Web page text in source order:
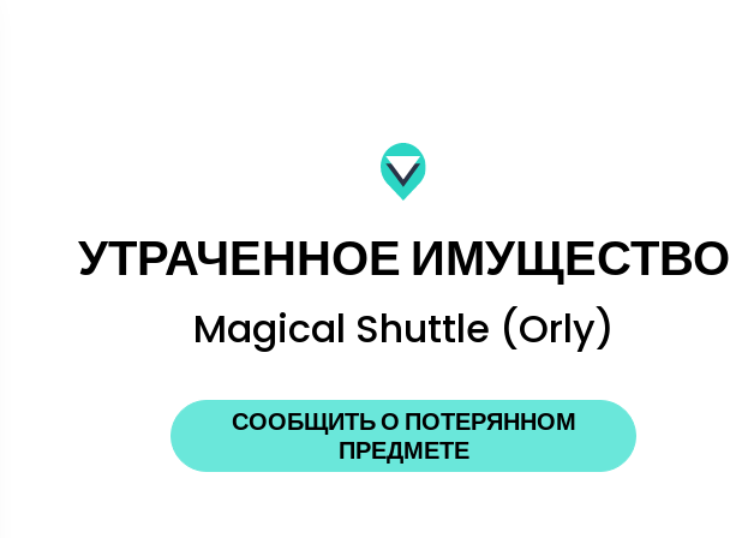
УТРАЧЕННОЕ ИМУЩЕСТВО
Magical Shuttle (Orly)
СООБЩИТЬ О ПОТЕРЯННОМ
ПРЕДМЕТЕ